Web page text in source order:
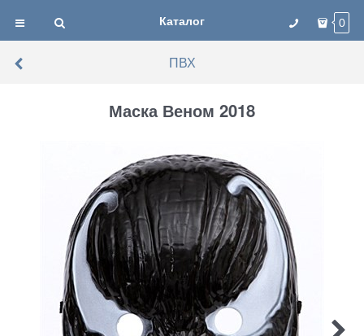
Каталог 0
ПВХ
Маска Веном 2018